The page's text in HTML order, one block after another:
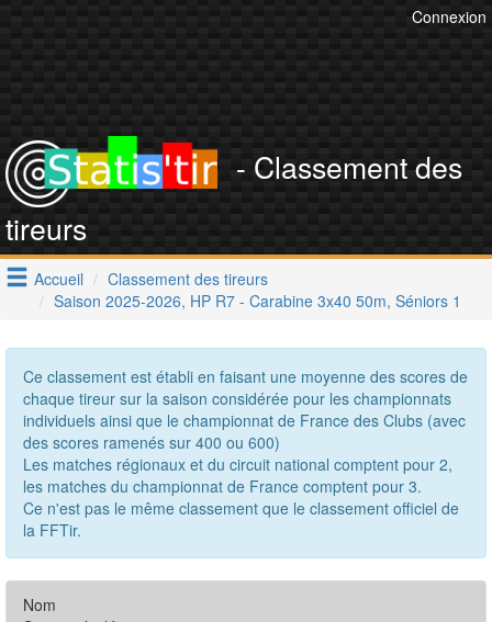
Connexion
- Classement des
tireurs
Accueil
Classement des tireurs
Saison 2025-2026, HP R7 - Carabine 3x40 50m, Séniors 1
Ce classement est établi en faisant une moyenne des scores de
chaque tireur sur la saison considérée pour les championnats
individuels ainsi que le championnat de France des Clubs (avec
des scores ramenés sur 400 ou 600)
Les matches régionaux et du circuit national comptent pour 2,
les matches du championnat de France comptent pour 3.
Ce n'est pas le même classement que le classement officiel de
la FFTir.
Nom